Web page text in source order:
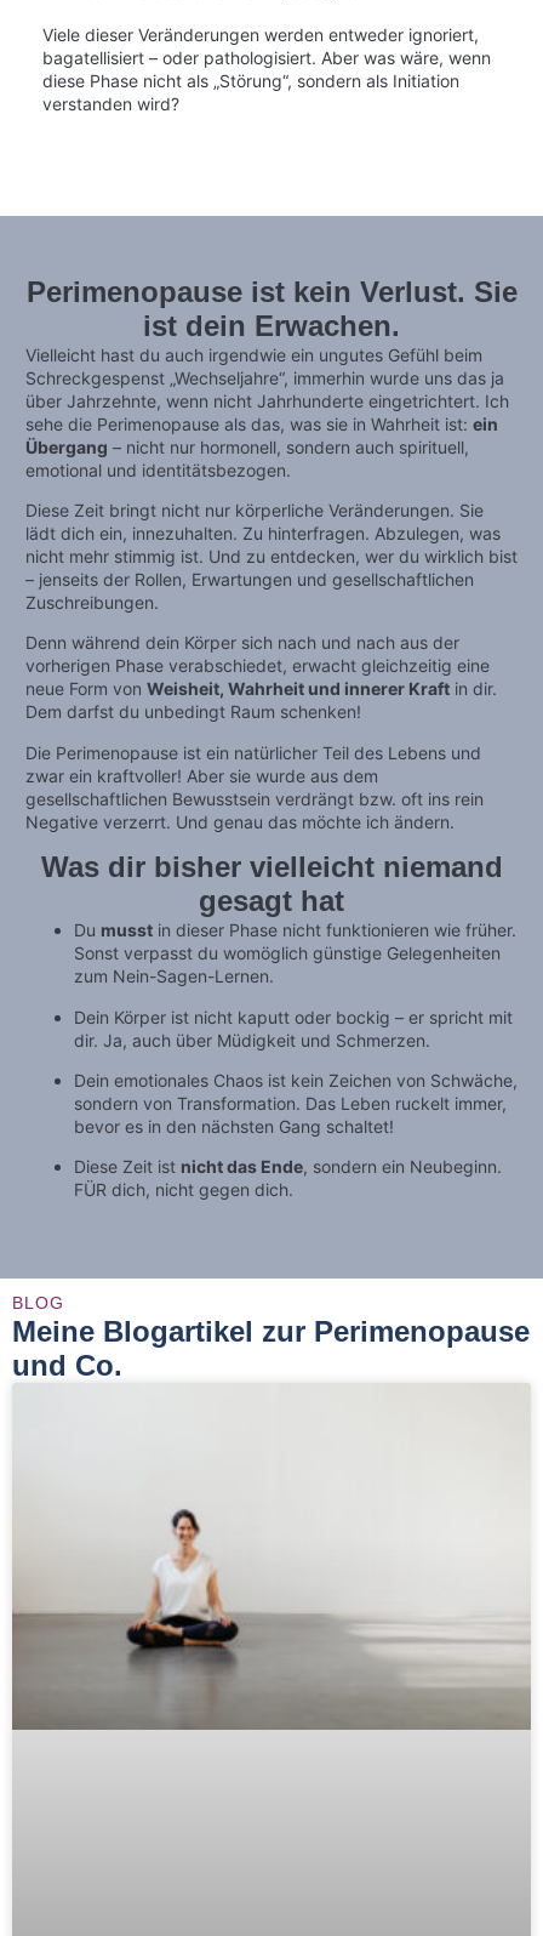
Viele dieser Veränderungen werden entweder ignoriert,
bagatellisiert – oder pathologisiert. Aber was wäre, wenn
diese Phase nicht als „Störung“, sondern als Initiation
verstanden wird?
Perimenopause ist kein Verlust. Sie
ist dein Erwachen.
Vielleicht hast du auch irgendwie ein ungutes Gefühl beim
Schreckgespenst „Wechseljahre“, immerhin wurde uns das ja
über Jahrzehnte, wenn nicht Jahrhunderte eingetrichtert. Ich
sehe die Perimenopause als das, was sie in Wahrheit ist: ein
Übergang – nicht nur hormonell, sondern auch spirituell,
emotional und identitätsbezogen.
Diese Zeit bringt nicht nur körperliche Veränderungen. Sie
lädt dich ein, innezuhalten. Zu hinterfragen. Abzulegen, was
nicht mehr stimmig ist. Und zu entdecken, wer du wirklich bist
– jenseits der Rollen, Erwartungen und gesellschaftlichen
Zuschreibungen.
Denn während dein Körper sich nach und nach aus der
vorherigen Phase verabschiedet, erwacht gleichzeitig eine
neue Form von Weisheit, Wahrheit und innerer Kraft in dir.
Dem darfst du unbedingt Raum schenken!
Die Perimenopause ist ein natürlicher Teil des Lebens und
zwar ein kraftvoller! Aber sie wurde aus dem
gesellschaftlichen Bewusstsein verdrängt bzw. oft ins rein
Negative verzerrt. Und genau das möchte ich ändern.
Was dir bisher vielleicht niemand
gesagt hat
Du musst in dieser Phase nicht funktionieren wie früher.
Sonst verpasst du womöglich günstige Gelegenheiten
zum Nein-Sagen-Lernen.
Dein Körper ist nicht kaputt oder bockig – er spricht mit
dir. Ja, auch über Müdigkeit und Schmerzen.
Dein emotionales Chaos ist kein Zeichen von Schwäche,
sondern von Transformation. Das Leben ruckelt immer,
bevor es in den nächsten Gang schaltet!
Diese Zeit ist nicht das Ende, sondern ein Neubeginn.
FÜR dich, nicht gegen dich.
BLOG
Meine Blogartikel zur Perimenopause
und Co.